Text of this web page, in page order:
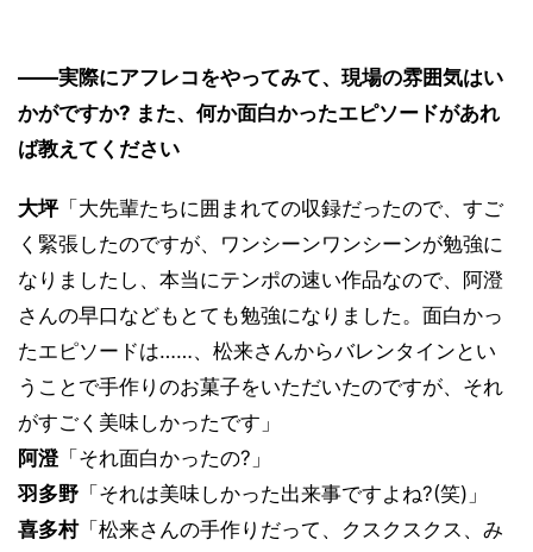
――実際にアフレコをやってみて、現場の雰囲気はい
かがですか? また、何か面白かったエピソードがあれ
ば教えてください
大坪「大先輩たちに囲まれての収録だったので、すご
く緊張したのですが、ワンシーンワンシーンが勉強に
なりましたし、本当にテンポの速い作品なので、阿澄
さんの早口などもとても勉強になりました。面白かっ
たエピソードは……、松来さんからバレンタインとい
うことで手作りのお菓子をいただいたのですが、それ
がすごく美味しかったです」
阿澄「それ面白かったの?」
羽多野 「それは美味しかった出来事ですよね?(笑)」
喜多村「松来さんの手作りだって、クスクスクス、み